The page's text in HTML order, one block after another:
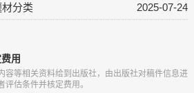
2025-07-24
分类
用
容等相关资料给到出版社，由出版社对稿件信息进
评估条件并核定费用。